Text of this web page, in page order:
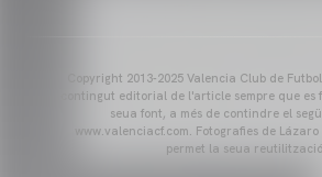
Copyright 2013-2025 Valencia Club de
contingut editorial de l'article sempre que
seua font, a més de contindre el
www.valenciacf.com. Fotografies de
permet la seua